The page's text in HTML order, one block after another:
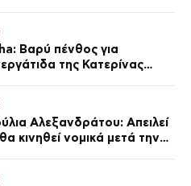
Βαρύ πένθος για
της Κατερίνας
Θεού»
Αλεξανδράτου: Απειλεί
κινηθεί νομικά μετά την